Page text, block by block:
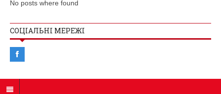
No posts where found
СОЦІАЛЬНІ МЕРЕЖІ